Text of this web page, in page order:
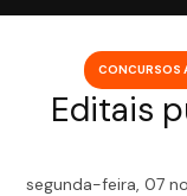
CONCURSOS
Editais
segunda-feira, 07